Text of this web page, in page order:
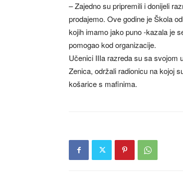
– Zajedno su pripremili i donijeli
prodajemo. Ove godine je Škola
kojih imamo jako puno -kazala je
pomogao kod organizacije.
Učenici IIIa razreda su sa svojom
Zenica, održali radionicu na kojoj
košarice s mafinima.